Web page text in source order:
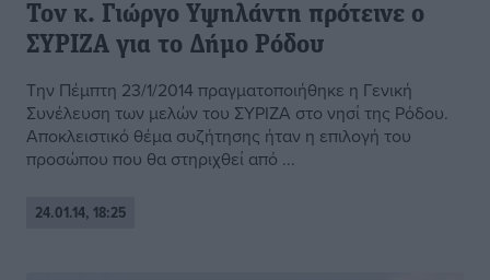
Τον κ. Γιώργο Υψηλάντη πρότεινε ο
ΣΥΡΙΖΑ για το Δήμο Ρόδου
Την Πέμπτη 23/1/2014 πραγματοποιήθηκε η Γενική
Συνέλευση των μελών του ΣΥΡΙΖΑ στο νησί της Ρόδου.
Αποκλειστικό θέμα συζήτησης ήταν η επιλογή του
προσώπου που θα στηριχθεί από ...
24.01.14, 18:25